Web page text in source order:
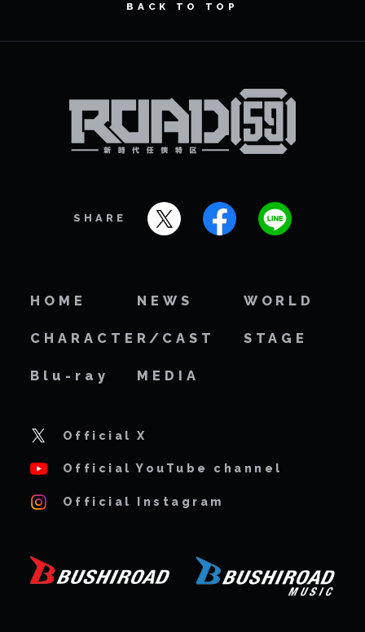
BACK TO TOP
SHARE
HOME NEWS WORLD
CHARACTER/CAST STAGE
Blu-ray MEDIA
Official X
Official YouTube channel
Official Instagram